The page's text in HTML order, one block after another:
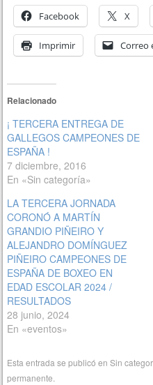
Facebook
X
Imprimir Correo
Relacionado
¡ TERCERA ENTREGA DE
GALLEGOS CAMPEONES DE
ESPAÑA !
7 diciembre, 2016
En «Sin categoría»
LA TERCERA JORNADA
CORONÓ A MARTÍN
GRANDIO PIÑEIRO Y
ALEJANDRO DOMÍNGUEZ
PIÑEIRO CAMPEONES DE
ESPAÑA DE BOXEO EN
EDAD ESCOLAR 2024 /
RESULTADOS
28 junio, 2024
En «eventos»
Esta entrada se publicó enSin
permanente.